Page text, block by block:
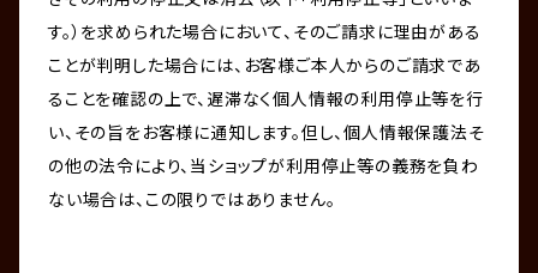
す。）を求められた場合において、そのご請求に理由がある
ことが判明した場合には、お客様ご本人からのご請求であ
ることを確認の上で、遅滞なく個人情報の利用停止等を行
い、その旨をお客様に通知します。但し、個人情報保護法そ
の他の法令により、当ショップが利用停止等の義務を負わ
ない場合は、この限りではありません。